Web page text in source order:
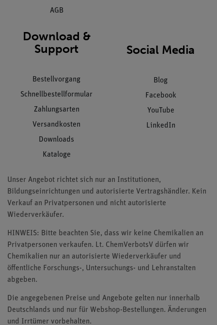
AGB
Download &
Support
Bestellvorgang
Schnellbestellformular
Zahlungsarten
Versandkosten
Downloads
Kataloge
Social Media
Blog
Facebook
YouTube
LinkedIn
Unser Angebot richtet sich nur an Institutionen,
Bildungseinrichtungen und autorisierte Vertragshändler. Kein
Verkauf an Privatpersonen und nicht autorisierte
Wiederverkäufer.
HINWEIS: Bitte beachten Sie, dass wir keine Chemikalien an
Privatpersonen verkaufen. Lt. ChemVerbotsV dürfen wir
Chemikalien nur an autorisierte Wiederverkäufer und
öffentliche Forschungs-, Untersuchungs- und Lehranstalten
abgeben.
Die angegebenen Preise und Angebote gelten nur innerhalb
Deutschlands und nur für Webshop-Bestellungen. Änderungen
und Irrtümer vorbehalten.